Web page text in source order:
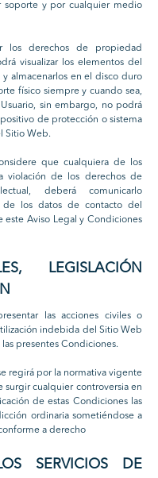
soporte y por cualquier medio
los derechos de propiedad
visualizar los elementos del
almacenarlos en el disco duro
físico siempre y cuando sea,
sin embargo, no podrá
de protección o sistema
Sitio Web.
que cualquiera de los
violación de los derechos de
deberá comunicarlo
de los datos de contacto del
este Aviso Legal y Condiciones
LEGISLACIÓN
las acciones civiles o
indebida del Sitio Web
presentes Condiciones.
regirá por la normativa vigente
cualquier controversia en
de estas Condiciones las
ordinaria sometiéndose a
a derecho
SERVICIOS DE